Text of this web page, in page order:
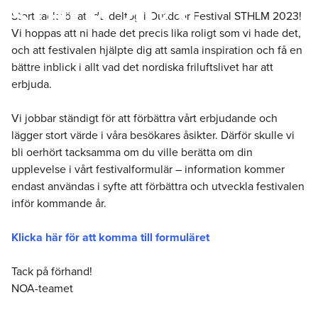
STHLM 2023!
Stort tack för att du deltog i Outdoor Festival STHLM 2023!
Vi hoppas att ni hade det precis lika roligt som vi hade det,
och att festivalen hjälpte dig att samla inspiration och få en
bättre inblick i allt vad det nordiska friluftslivet har att
erbjuda.
Vi jobbar ständigt för att förbättra vårt erbjudande och
lägger stort värde i våra besökares åsikter. Därför skulle vi
bli oerhört tacksamma om du ville berätta om din
upplevelse i vårt festivalformulär – information kommer
endast användas i syfte att förbättra och utveckla festivalen
inför kommande år.
Klicka här för att komma till formuläret
Tack på förhand!
NOA-teamet